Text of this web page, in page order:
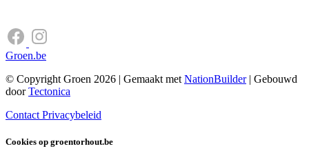
Groen.be
© Copyright Groen 2026 | Gemaakt met NationBuilder| Gebouwd
doorTectonica
Contact Privacybeleid
Cookies op groentorhout.be